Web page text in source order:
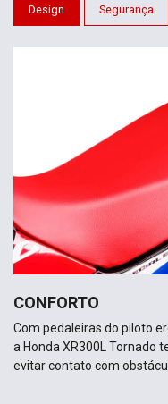
Design Segurança
CONFORTO
Com pedaleiras do piloto
a Honda XR300L Tornado
evitar contato com